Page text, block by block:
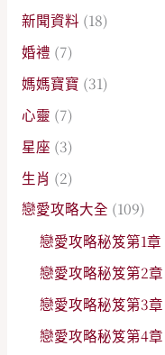
新聞資料 (18)
婚禮 (7)
媽媽寶寶 (31)
心靈 (7)
星座 (3)
生肖 (2)
戀愛攻略大全 (109)
戀愛攻略秘笈第1章
戀愛攻略秘笈第2章
戀愛攻略秘笈第3章
戀愛攻略秘笈第4章